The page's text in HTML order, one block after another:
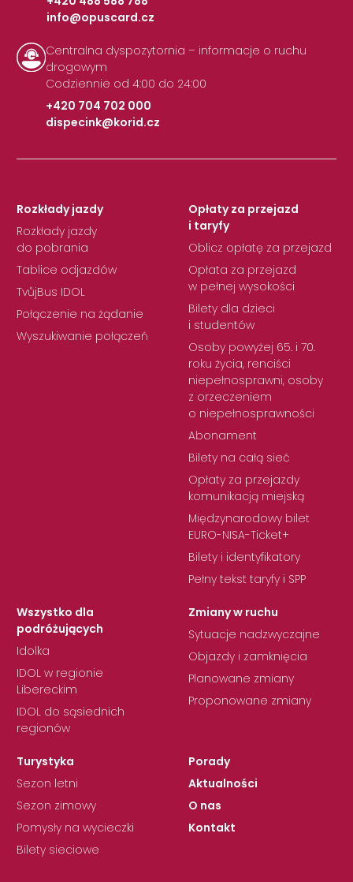
|
info@opuscard.cz
Centralna dyspozytornia – informacje o ruchu
drogowym
Codziennie od 4:00 do 24:00
+420 704 702 000
|
dispecink@korid.cz
Rozkłady jazdy
Rozkłady jazdy
do pobrania
Tablice odjazdów
TvůjBus IDOL
Połączenie na żądanie
Wyszukiwanie połączeń
Opłaty za przejazd
i taryfy
Oblicz opłatę za przejazd
Opłata za przejazd
w pełnej wysokości
Bilety dla dzieci
i studentów
Osoby powyżej 65. i 70.
roku życia, renciści
niepełnosprawni, osoby
z orzeczeniem
o niepełnosprawności
Abonament
Bilety na całą sieć
Opłaty za przejazdy
komunikacją miejską
Międzynarodowy bilet
EURO-NISA-Ticket+
Bilety i identyfikatory
Pełny tekst taryfy i SPP
Wszystko dla
podróżujących
Idolka
IDOL w regionie
Libereckim
IDOL do sąsiednich
regionów
Zmiany w ruchu
Sytuacje nadzwyczajne
Objazdy i zamknięcia
Planowane zmiany
Proponowane zmiany
Turystyka
Sezon letni
Sezon zimowy
Pomysły na wycieczki
Bilety sieciowe
Porady
Aktualności
O nas
Kontakt